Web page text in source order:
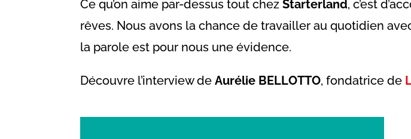
Ce qu’on aime par-dessus tout chezStarterland, c’est
rêves. Nous avons la chance de travailler au quotidien
la parole est pour nous une évidence.
Découvre l’interview deAurélie BELLOTTO, fondatrice de